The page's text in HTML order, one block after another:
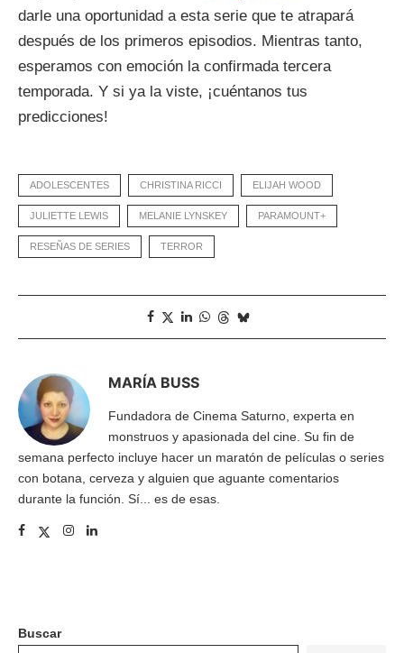
darle una oportunidad a esta serie que te atrapará
después de los primeros episodios. Mientras tanto,
esperamos con emoción la confirmada tercera
temporada. Y si ya la viste, ¡cuéntanos tus
predicciones!
ADOLESCENTES CHRISTINA RICCI ELIJAH WOOD
JULIETTE LEWIS MELANIE LYNSKEY PARAMOUNT+
RESEÑAS DE SERIES TERROR
MARÍA BUSS
Fundadora de Cinema Saturno, experta en
monstruos y apasionada del cine. Su fin de
semana perfecto incluye hacer un maratón de películas o series
con botana, cerveza y alguien que aguante comentarios
durante la función. Sí... es de esas.
Buscar